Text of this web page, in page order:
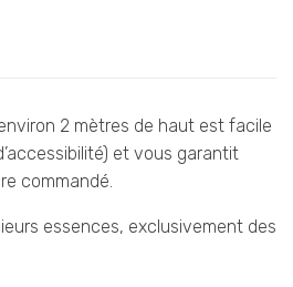
2 mètres de haut est facile
et vous garantit
commandé.
essences, exclusivement des